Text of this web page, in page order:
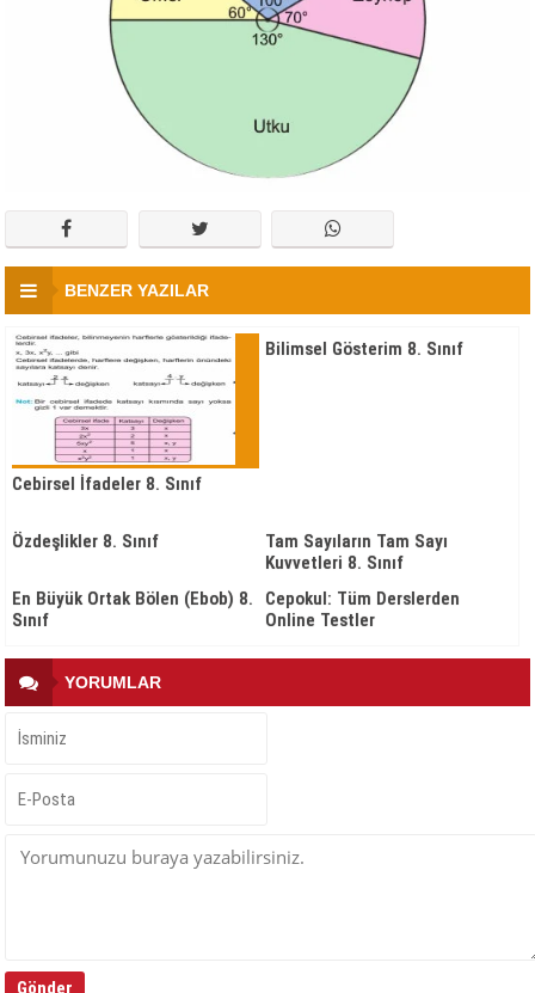
BENZER YAZILAR
Cebirsel İfadeler 8. Sınıf
Bilimsel Gösterim 8. Sınıf
Özdeşlikler 8. Sınıf
Tam Sayıların Tam Sayı
Kuvvetleri 8. Sınıf
En Büyük Ortak Bölen (Ebob) 8.
Sınıf
Cepokul: Tüm Derslerden
Online Testler
YORUMLAR